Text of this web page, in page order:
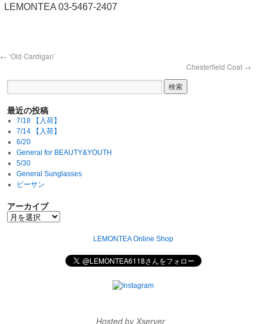
LEMONTEA 03-5467-2407
← ‘Old Cardigan’
Chesterfield Coat →
最近の投稿
7/18 【入荷】
7/14 【入荷】
6/20
General for BEAUTY&YOUTH
5/30
General Sunglasses
ビーサン
アーカイブ
LEMONTEA Online Shop
Hosted by Xserver